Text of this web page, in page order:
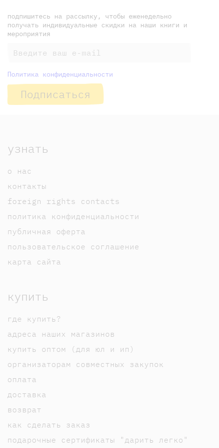
подпишитесь на рассылку, чтобы еженедельно
получать индивидуальные скидки на наши книги и
мероприятия
Политика конфиденциальности
Подписаться
узнать
о нас
контакты
foreign rights contacts
политика конфиденциальности
публичная оферта
пользовательское соглашение
карта сайта
купить
где купить?
адреса наших магазинов
купить оптом (для юл и ип)
организаторам совместных закупок
оплата
доставка
возврат
как сделать заказ
подарочные сертификаты "дарить легко"